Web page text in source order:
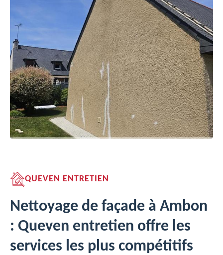
QUEVEN ENTRETIEN
Nettoyage de façade à Ambon
: Queven entretien offre les
services les plus compétitifs